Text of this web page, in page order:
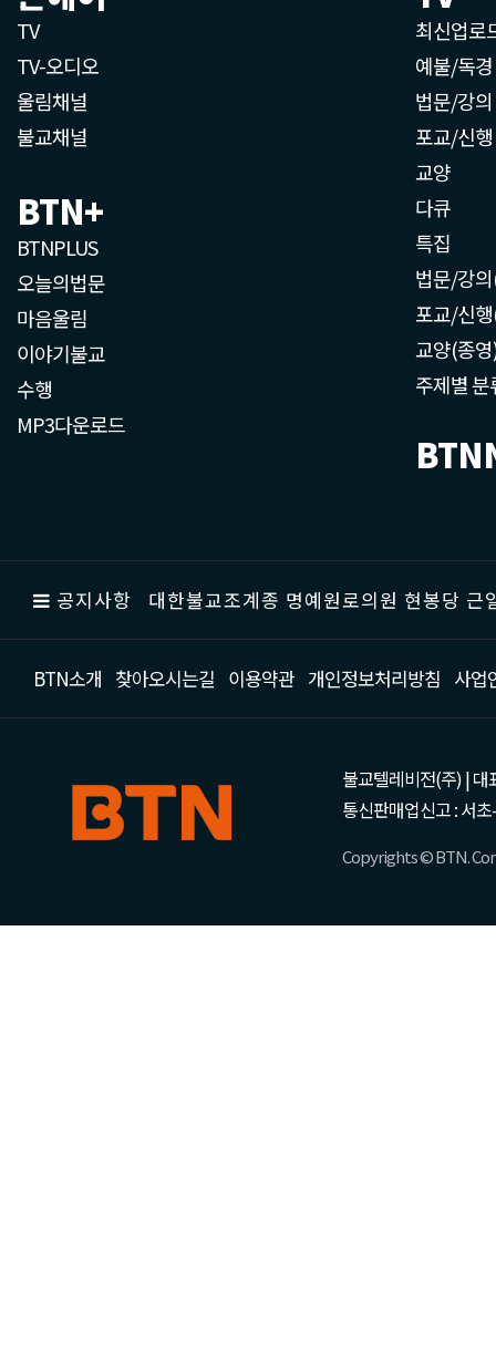
TV
TV-오디오
울림채널
불교채널
BTN+
BTNPLUS
오늘의법문
마음울림
이야기불교
수행
MP3다운로드
최신업로
예불/독경
법문/강의
포교/신행
교양
다큐
특집
법문/강
포교/신
교양(종
주제별 분
공지사항 대한불교조계종 명예원로의원 현봉당
BTN소개 찾아오시는길 이용약관 개인정보처리방침 사업
불교텔레비전(주) | 대
통신판매업신고 : 서
Copyrights © BTN.